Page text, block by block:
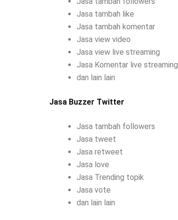
Jasa tambah like
Jasa tambah komentar
Jasa view video
Jasa view live streaming
Jasa Komentar live streaming
dan lain lain
Jasa Buzzer Twitter
Jasa tambah followers
Jasa tweet
Jasa retweet
Jasa love
Jasa Trending topik
Jasa vote
dan lain lain